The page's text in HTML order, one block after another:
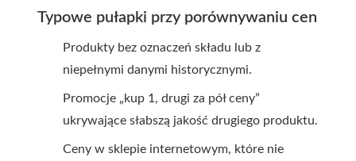
Typowe pułapki przy porównywaniu cen
Produkty bez oznaczeń składu lub z
niepełnymi danymi historycznymi.
Promocje „kup 1, drugi za pół ceny”
ukrywające słabszą jakość drugiego produktu.
Ceny w sklepie internetowym, które nie